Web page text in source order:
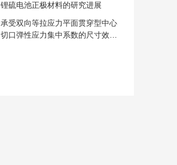
锂硫电池正极材料的研究进展
承受双向等拉应力平面贯穿型中心
切口弹性应力集中系数的尺寸效应